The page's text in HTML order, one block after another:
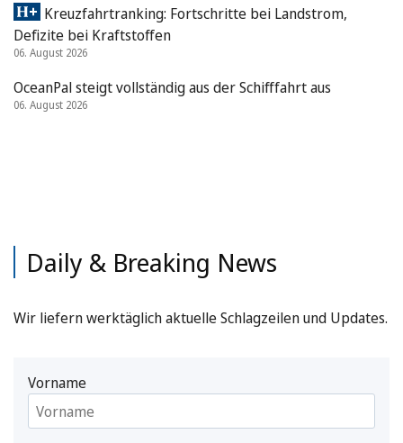
Kreuzfahrtranking: Fortschritte bei Landstrom,
Defizite bei Kraftstoffen
06. August 2026
OceanPal steigt vollständig aus der Schifffahrt aus
06. August 2026
Daily & Breaking News
Wir liefern werktäglich aktuelle Schlagzeilen und Updates.
Vorname